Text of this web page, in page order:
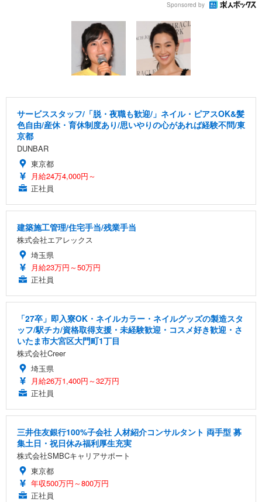
Sponsored by
サービススタッフ/「脱・夜職も歓迎/」ネイル・ピアスOK&髪
色自由/産休・育休制度あり/思いやりの心があれば経験不問/東
京都
DUNBAR
東京都
月給24万4,000円～
正社員
建築施工管理/住宅手当/残業手当
株式会社エアレックス
埼玉県
月給23万円～50万円
正社員
「27卒」即入寮OK・ネイルカラー・ネイルグッズの製造スタ
ッフ/駅チカ/資格取得支援・未経験歓迎・コスメ好き歓迎・さ
いたま市大宮区大門町1丁目
株式会社Creer
埼玉県
月給26万1,400円～32万円
正社員
三井住友銀行100%子会社 人材紹介コンサルタント 両手型 募
集土日・祝日休み福利厚生充実
株式会社SMBCキャリアサポート
東京都
年収500万円～800万円
正社員